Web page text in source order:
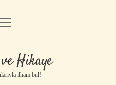
Uyarı
Hikaye
ilham bul!